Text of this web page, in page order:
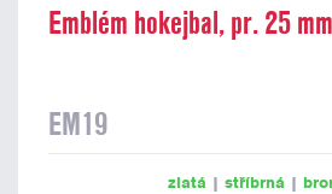
Emblém hokejbal, pr. 25 mm
EM19
zlatá | stříbrná |